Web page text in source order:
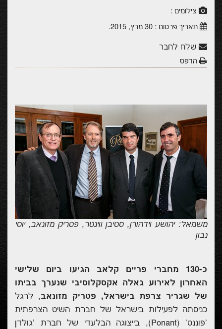
צילומים :
תאריך פרסום : 30 מרץ, 2015 .
שלח לחבר
הדפס
משמאל:יהושע וידהורן,סטיבן ווינטר,פטריק מזונאב,יוסי
נבון
כ-130 מחברי פריים קלאב הגיעו ביום שלישי
האחרון לאירוע גאלה אקסקלוסיבי שנערך בביתו
של שגריר צרפת בישראל, פטריק מזונאב, לרגל
כניסתה לפעילות בישראל של חברת השיט הצרפתית
'פוננט' (Ponant), בייצוגה הבלעדי של חברת 'גולדן